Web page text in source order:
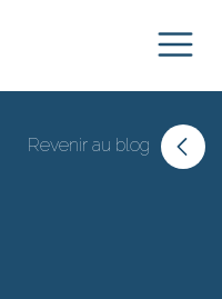
Revenir au blog